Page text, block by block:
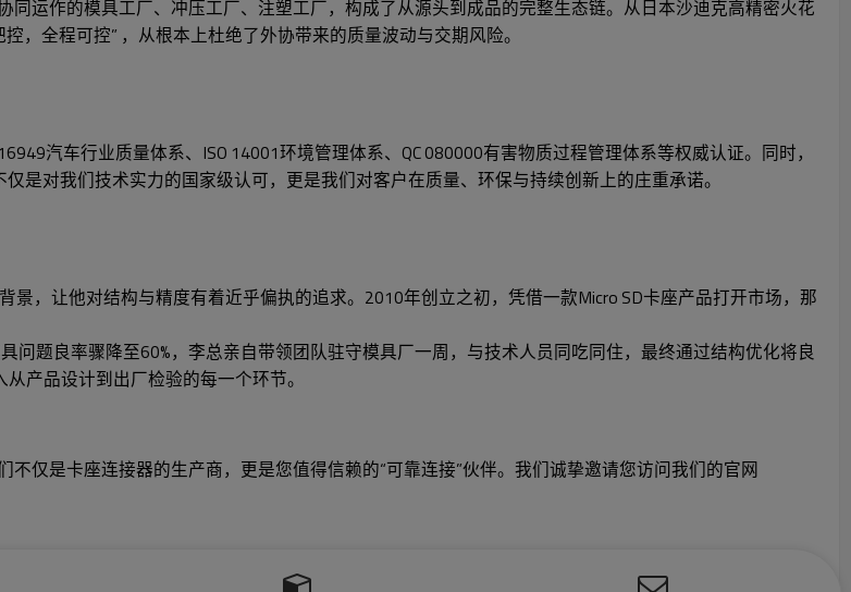
运作的模具工厂、冲压工厂、注塑工厂，构成了从源头到成品的完整生态链。从日本沙迪克高精密火花
，全程可控” ，从根本上杜绝了外协带来的质量波动与交期风险。
汽车行业质量体系、ISO 14001环境管理体系、QC 080000有害物质过程管理体系等权威认证。同时，
是对我们技术实力的国家级认可，更是我们对客户在质量、环保与持续创新上的庄重承诺。
，让他对结构与精度有着近乎偏执的追求。2010年创立之初，凭借一款Micro SD卡座产品打开市场，那
问题良率骤降至60%，李总亲自带领团队驻守模具厂一周，与技术人员同吃同住，最终通过结构优化将良
产品设计到出厂检验的每一个环节。
仅是卡座连接器的生产商，更是您值得信赖的“可靠连接”伙伴。我们诚挚邀请您访问我们的官网